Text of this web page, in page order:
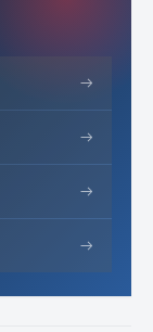
→
→
→
→